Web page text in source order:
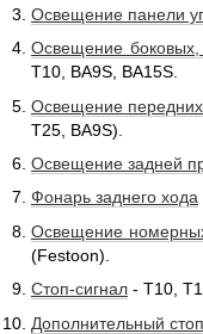
Освещение панели
Освещение боковых,
Т10, BA9S, BA15S.
Освещение
Т25, BA9S).
Освещение задней
Фонарь заднего хода
Освещение
(Festoon).
Стоп-сигнал - Т10,
Дополнительный